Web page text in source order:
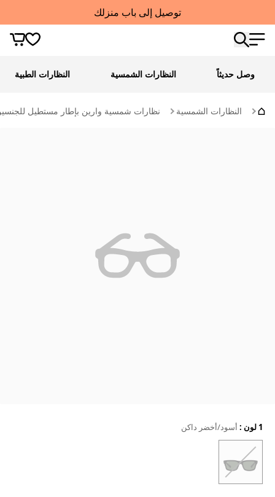
توصيل إلى باب منزلك
وصل حديثاً النظارات الشمسية النظارات الطبية
النظارات الشمسية نظارات شمسية وارين بإطار مستطيل
1 لون : أسود/أخضر داكن